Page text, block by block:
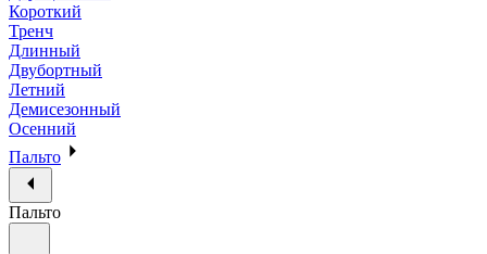
Короткий
Тренч
Длинный
Двубортный
Летний
Демисезонный
Осенний
Пальто
Пальто